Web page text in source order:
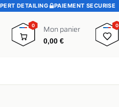
DETAILING· PAIEMENT SECURISE
0 Mon panier
0,00€
0
0